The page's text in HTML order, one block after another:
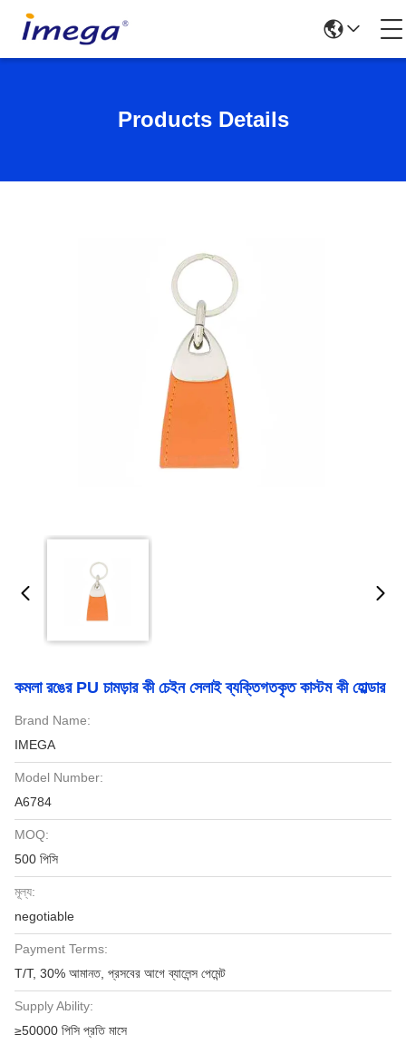
Products Details
কমলা রঙের PU চামড়ার কী চেইন সেলাই ব্যক্তিগতকৃত কাস্টম কী হোল্ডার
Brand Name:
IMEGA
Model Number:
A6784
MOQ:
500 পিসি
মূল্য:
negotiable
Payment Terms:
T/T, 30% আমানত, প্রসবের আগে ব্যালেন্স পেমেন্ট
Supply Ability:
≥50000 পিসি প্রতি মাসে